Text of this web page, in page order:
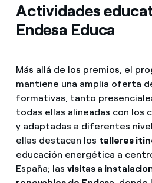
Actividades
Endesa Educa
Más allá de los premios, el
mantiene una amplia oferta
formativas, tanto
todas ellas alineadas con los
y adaptadas a diferentes
ellas destacan los talleres
educación energética a
España; las visitas a